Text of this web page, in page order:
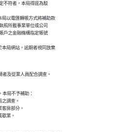
定不符者，本局得逕為駁
局以電匯轉帳方式將補助款
執照所載事業單位或公司
帳戶之金融機構指定帳號
本局網站，逾期者視同放棄
及從業人員配合調查。
本局不予補助：
之調查。
客房部分。
歇業。